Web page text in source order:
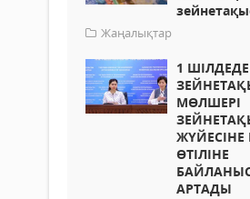
Жаңалықтар
1
МӨЛШЕРІ
ӨТІЛІНЕ
АРТАДЫ